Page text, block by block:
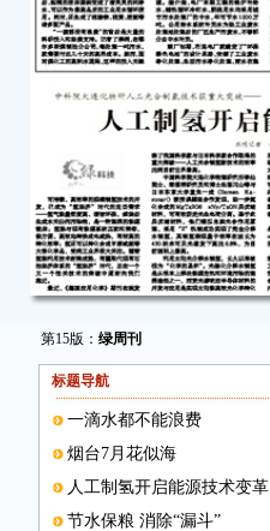
第15版： 绿周刊
标题导航
一滴水都不能浪费
烟台7月花似海
人工制氢开启能源技术变革
节水保粮 消除“漏斗”